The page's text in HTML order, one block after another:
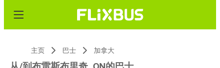
主页 巴士 加拿大